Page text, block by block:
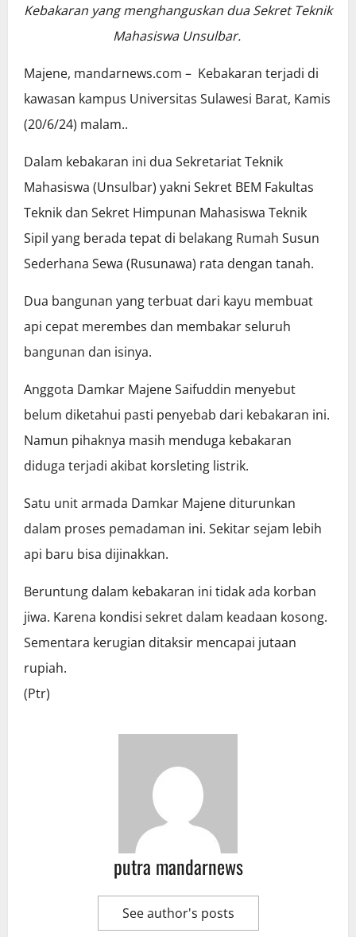
Kebakaran yang menghanguskan dua Sekret Teknik
Mahasiswa Unsulbar.
Majene, mandarnews.com – Kebakaran terjadi di
kawasan kampus Universitas Sulawesi Barat, Kamis
(20/6/24) malam..
Dalam kebakaran ini dua Sekretariat Teknik
Mahasiswa (Unsulbar) yakni Sekret BEM Fakultas
Teknik dan Sekret Himpunan Mahasiswa Teknik
Sipil yang berada tepat di belakang Rumah Susun
Sederhana Sewa (Rusunawa) rata dengan tanah.
Dua bangunan yang terbuat dari kayu membuat
api cepat merembes dan membakar seluruh
bangunan dan isinya.
Anggota Damkar Majene Saifuddin menyebut
belum diketahui pasti penyebab dari kebakaran ini.
Namun pihaknya masih menduga kebakaran
diduga terjadi akibat korsleting listrik.
Satu unit armada Damkar Majene diturunkan
dalam proses pemadaman ini. Sekitar sejam lebih
api baru bisa dijinakkan.
Beruntung dalam kebakaran ini tidak ada korban
jiwa. Karena kondisi sekret dalam keadaan kosong.
Sementara kerugian ditaksir mencapai jutaan
rupiah.
(Ptr)
putra mandarnews
See author's posts